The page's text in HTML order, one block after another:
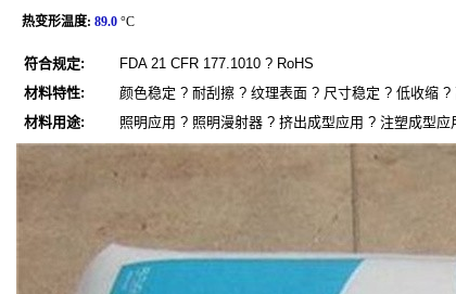
热变形温度: 89.0 °C
符合规定:
FDA 21 CFR 177.1010 ? RoHS
材料特性:
颜色稳定 ? 耐刮擦 ? 纹理表面 ? 尺寸稳定 ? 低收缩
材料用途:
照明应用 ? 照明漫射器 ? 挤出成型应用 ? 注塑成型应